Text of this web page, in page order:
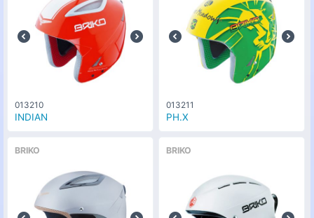
013210
INDIAN
013211
PH.X
BRIKO BRIKO